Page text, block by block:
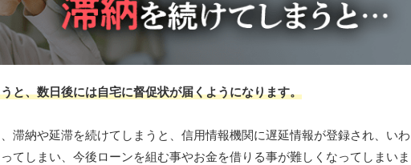
と、数日後には自宅に督促状が届くようになります。
滞納や延滞を続けてしまうと、信用情報機関に遅延情報が登録され、いわ
てしまい、今後ローンを組む事やお金を借りる事が難しくなってしまいま